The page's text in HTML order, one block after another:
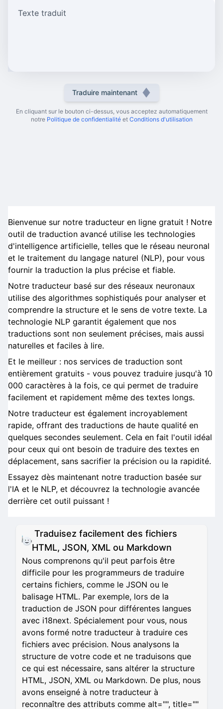
Texte traduit
Traduire maintenant
En cliquant sur le bouton ci-dessus, vous acceptez automatiquement
notre Politique de confidentialité et Conditions d'utilisation
Bienvenue sur notre traducteur en ligne gratuit ! Notre
outil de traduction avancé utilise les technologies
d'intelligence artificielle, telles que le réseau neuronal
et le traitement du langage naturel (NLP), pour vous
fournir la traduction la plus précise et fiable.
Notre traducteur basé sur des réseaux neuronaux
utilise des algorithmes sophistiqués pour analyser et
comprendre la structure et le sens de votre texte. La
technologie NLP garantit également que nos
traductions sont non seulement précises, mais aussi
naturelles et faciles à lire.
Et le meilleur : nos services de traduction sont
entièrement gratuits - vous pouvez traduire jusqu'à 10
000 caractères à la fois, ce qui permet de traduire
facilement et rapidement même des textes longs.
Notre traducteur est également incroyablement
rapide, offrant des traductions de haute qualité en
quelques secondes seulement. Cela en fait l'outil idéal
pour ceux qui ont besoin de traduire des textes en
déplacement, sans sacrifier la précision ou la rapidité.
Essayez dès maintenant notre traduction basée sur
l'IA et le NLP, et découvrez la technologie avancée
derrière cet outil puissant !
Traduisez facilement des fichiers
HTML, JSON, XML ou Markdown
Nous comprenons qu'il peut parfois être
difficile pour les programmeurs de traduire
certains fichiers, comme le JSON ou le
balisage HTML. Par exemple, lors de la
traduction de JSON pour différentes langues
avec i18next. Spécialement pour vous, nous
avons formé notre traducteur à traduire ces
fichiers avec précision. Nous analysons la
structure de votre code et ne traduisons que
ce qui est nécessaire, sans altérer la structure
HTML, JSON, XML ou Markdown. De plus, nous
avons enseigné à notre traducteur à
reconnaître des attributs comme alt="", title=""